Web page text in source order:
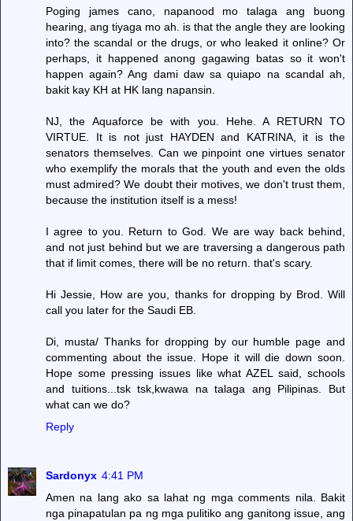
Poging james cano, napanood mo talaga ang buong
hearing, ang tiyaga mo ah. is that the angle they are looking
into? the scandal or the drugs, or who leaked it online? Or
perhaps, it happened anong gagawing batas so it won't
happen again? Ang dami daw sa quiapo na scandal ah,
bakit kay KH at HK lang napansin.
NJ, the Aquaforce be with you. Hehe. A RETURN TO
VIRTUE. It is not just HAYDEN and KATRINA, it is the
senators themselves. Can we pinpoint one virtues senator
who exemplify the morals that the youth and even the olds
must admired? We doubt their motives, we don't trust them,
because the institution itself is a mess!
I agree to you. Return to God. We are way back behind,
and not just behind but we are traversing a dangerous path
that if limit comes, there will be no return. that's scary.
Hi Jessie, How are you, thanks for dropping by Brod. Will
call you later for the Saudi EB.
Di, musta/ Thanks for dropping by our humble page and
commenting about the issue. Hope it will die down soon.
Hope some pressing issues like what AZEL said, schools
and tuitions...tsk tsk,kwawa na talaga ang Pilipinas. But
what can we do?
Reply
Sardonyx 4:41 PM
Amen na lang ako sa lahat ng mga comments nila. Bakit
nga pinapatulan pa ng mga pulitiko ang ganitong issue, ang